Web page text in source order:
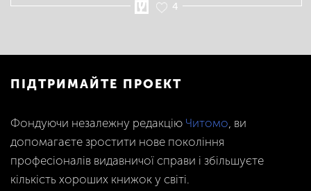
4
ПІДТРИМАЙТЕ ПРОЕКТ
Фондуючи незалежну редакцію Читомо, ви
допомагаєте зростити нове покоління
професіоналів видавничої справи і збільшуєте
кількість хороших книжок у світі.